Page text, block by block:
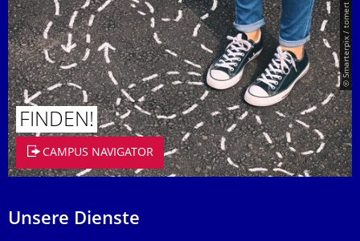
© Smarterpix / tomert
FINDEN!
CAMPUS NAVIGATOR
Unsere Dienste